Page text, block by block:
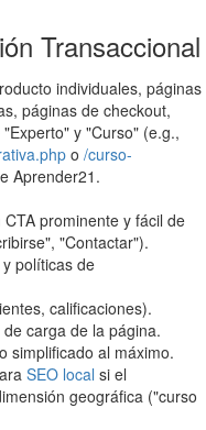
Transaccional
individuales, páginas
páginas de checkout,
y "Curso" (e.g.,
o /curso-
Aprender21.
prominente y fácil de
"Contactar").
políticas de
calificaciones).
carga de la página.
simplificado al máximo.
SEO local si el
geográfica ("curso